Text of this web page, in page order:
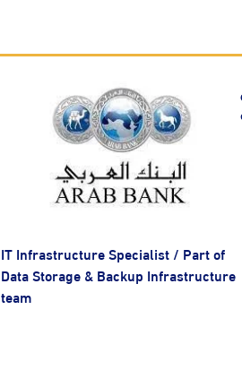
IT Infrastructure Specialist / Part of
Data Storage & Backup Infrastructure
team